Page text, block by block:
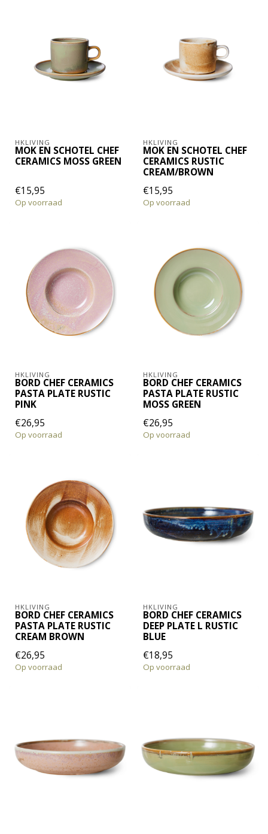
HKLIVING
MOK EN SCHOTEL CHEF
CERAMICS MOSS GREEN
€15,95
Op voorraad
HKLIVING
MOK EN SCHOTEL CHEF
CERAMICS RUSTIC
CREAM/BROWN
€15,95
Op voorraad
HKLIVING
BORD CHEF CERAMICS
PASTA PLATE RUSTIC
PINK
€26,95
Op voorraad
HKLIVING
BORD CHEF CERAMICS
PASTA PLATE RUSTIC
MOSS GREEN
€26,95
Op voorraad
HKLIVING
BORD CHEF CERAMICS
PASTA PLATE RUSTIC
CREAM BROWN
€26,95
Op voorraad
HKLIVING
BORD CHEF CERAMICS
DEEP PLATE L RUSTIC
BLUE
€18,95
Op voorraad